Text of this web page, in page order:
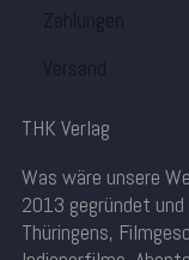
Zahlungen
Versand
THK Verlag
Was wäre unsere
2013 gegründet
Thüringens,